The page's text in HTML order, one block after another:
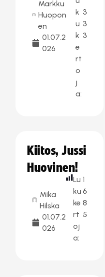
Markku
Huopon
en
01.07.2
026
k
u
k
e
rt
o
j
a:
3
3
3
Kiitos, Jussi
Huovinen!
Mika
Hilska
01.07.2
026
Lu
ku
ke
rt
oj
a:
1
6
8
5